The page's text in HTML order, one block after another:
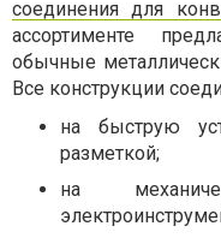
соединения для
ассортименте
обычные
Все конструкции
на быструю
разметкой;
на